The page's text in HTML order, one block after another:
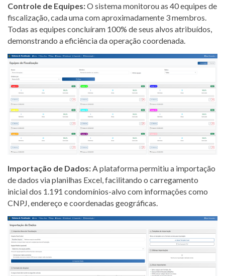
Controle de Equipes:O sistema monitorou as 40 equipes de
fiscalização, cada uma com aproximadamente 3 membros.
Todas as equipes concluíram 100% de seus alvos atribuídos,
demonstrando a eficiência da operação coordenada.
Importação de Dados: A plataforma permitiu a importação
de dados via planilhas Excel, facilitando o carregamento
inicial dos 1.191 condomínios-alvo com informações como
CNPJ, endereço e coordenadas geográficas.